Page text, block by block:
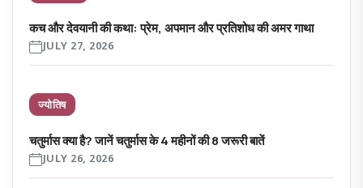
कच और देवयानी की कथा: प्रेम, अपमान और प्रतिशोध की अमर गाथा
JULY 27, 2026
ज्योतिष
चतुर्मास क्या है? जानें चतुर्मास के 4 महीनों की 8 जरूरी बातें
JULY 26, 2026